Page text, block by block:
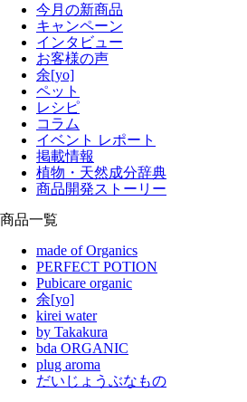
今月の新商品
キャンペーン
インタビュー
お客様の声
余[yo]
ペット
レシピ
コラム
イベント レポート
掲載情報
植物・天然成分辞典
商品開発ストーリー
商品一覧
made of Organics
PERFECT POTION
Pubicare organic
余[yo]
kirei water
by Takakura
bda ORGANIC
plug aroma
だいじょうぶなもの